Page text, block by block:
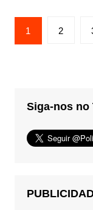
Paginação
de
1 2
Siga-nos no